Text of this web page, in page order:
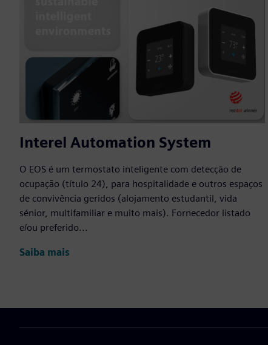
Interel Automation System
O EOS é um termostato inteligente com detecção de
ocupação (título 24), para hospitalidade e outros espaços
de convivência geridos (alojamento estudantil, vida
sénior, multifamiliar e muito mais). Fornecedor listado
e/ou preferido...
Saiba mais